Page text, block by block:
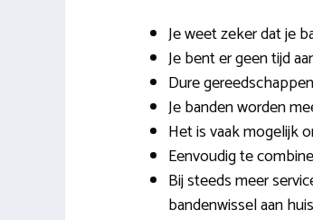
Je weet zeker dat je
Je bent er geen tijd
Dure
Je banden worden
Het is vaak mogelijk
Eenvoudig te
Bij steeds meer
bandenwissel aan